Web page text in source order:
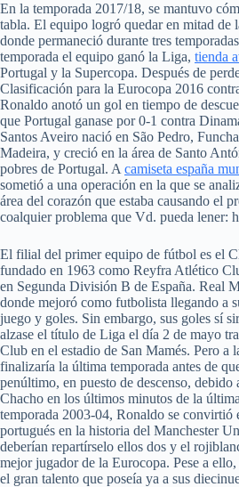
En la temporada 2017/18, se mantuvo
tabla. El equipo logró quedar en mitad de
donde permaneció durante tres
temporada el equipo ganó la Liga, tienda
Portugal y la Supercopa. Después de
Clasificación para la Eurocopa 2016
Ronaldo anotó un gol en tiempo de
que Portugal ganase por 0-1 contra
Santos Aveiro nació en São Pedro,
Madeira, y creció en la área de Santo
pobres de Portugal. A camiseta españa
sometió a una operación en la que se
área del corazón que estaba causando el
coalquier problema que Vd. pueda lener:
El filial del primer equipo de fútbol es el
fundado en 1963 como Reyfra Atlético
en Segunda División B de España. Real
donde mejoró como futbolista llegando a
juego y goles. Sin embargo, sus goles sí
alzase el título de Liga el día 2 de mayo
Club en el estadio de San Mamés. Pero a
finalizaría la última temporada antes de
penúltimo, en puesto de descenso,
Chacho en los últimos minutos de la
temporada 2003-04, Ronaldo se convirtió
portugués en la historia del Manchester
deberían repartírselo ellos dos y el
mejor jugador de la Eurocopa. Pese a
el gran talento que poseía ya a sus